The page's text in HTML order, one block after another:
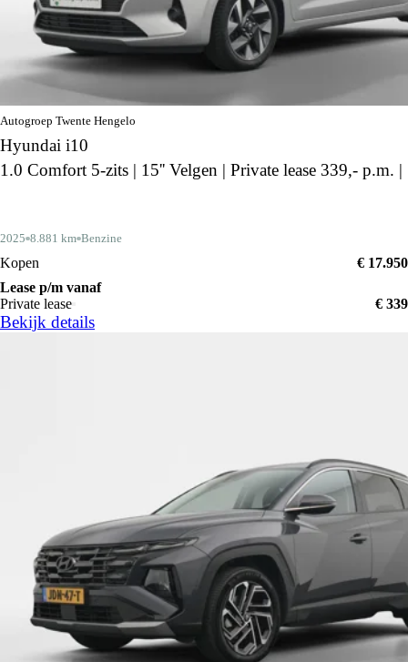
Autogroep Twente Hengelo
Hyundai i10
1.0 Comfort 5-zits | 15'' Velgen | Private lease 339,- p.m. |
2025 8.881 km Benzine
Kopen
€ 17.950
Lease p/m vanaf
Private lease
€ 339
Bekijk details